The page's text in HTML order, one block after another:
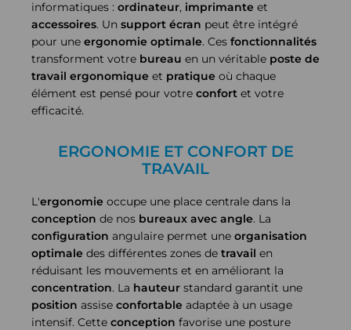
informatiques : ordinateur, imprimante et
accessoires. Un support écran peut être intégré
pour une ergonomie optimale. Ces fonctionnalités
transforment votre bureau en un véritable poste de
travail ergonomique et pratique où chaque
élément est pensé pour votre confort et votre
efficacité.
ERGONOMIE ET CONFORT DE
TRAVAIL
L'ergonomie occupe une place centrale dans la
conception de nos bureaux avec angle. La
configuration angulaire permet une organisation
optimale des différentes zones de travail en
réduisant les mouvements et en améliorant la
concentration. La hauteur standard garantit une
position assise confortable adaptée à un usage
intensif. Cette conception favorise une posture